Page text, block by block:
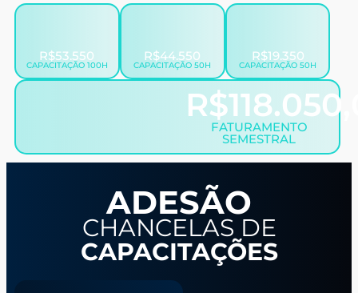
R$53.550
CAPACITAÇÃO 100H
R$44.550
CAPACITAÇÃO 50H
R$19.350
CAPACITAÇÃO 50H
FATURAMENTO
SEMESTRAL
ADESÃO
CHANCELAS DE
CAPACITAÇÕES